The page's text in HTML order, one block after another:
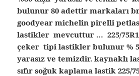
bulunur 80 adettir markaları
goodyear michelin pirelli
lastikler mevcuttur … 225/
çeker tipi lastikler bulunur %
yarasız ve temizdir. kaynaklı
sıfır soğuk kaplama lastik 225/